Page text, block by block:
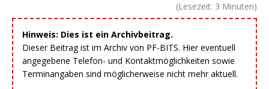
(Lesezeit: 3 Minuten)
Hinweis: Dies ist ein Archivbeitrag.
Dieser Beitrag ist im Archiv von PF-BITS. Hier eventuell
angegebene Telefon- und Kontaktmöglichkeiten sowie
Terminangaben sind möglicherweise nicht mehr aktuell.